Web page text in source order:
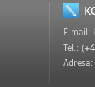
E-mail:
Tel.:
Adresa: